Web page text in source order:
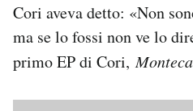
Cori aveva detto: «Non
ma se lo fossi non ve lo
primo EP di Cori,